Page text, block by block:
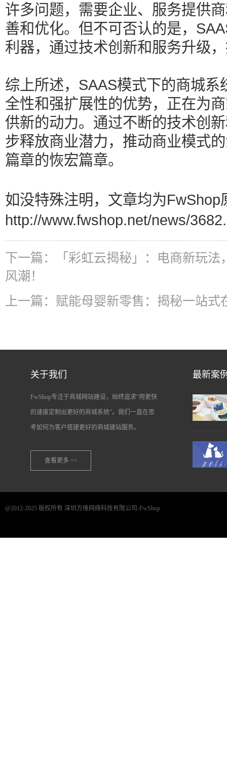
许多问题，需要企业、服务提供
善和优化。但不可否认的是，
利器，通过技术创新和服务升级
综上所述，SAAS模式下的商城
全性和强扩展性的优势，正在为
供新的动力。通过不断的技术创
步释放商业潜力，推动商业模式
篇章的恢宏篇章。
如没特殊注明，文章均为FwShop
http://www.fwshop.net/news/
下一篇：
「彩虹云揭秘」：电商新玩
风潮！
上一篇： 赋能母婴新零售：揭秘一站式
关于我们
FwShop专注于商城网站建设，始终追求“用更快
的速度定制出更好的商城系统”。我们一直在思
考如何为客户搭建更好的商城建站服务。
查看更多 >>
最新案
@2012-2025 版权所有 深圳方维网络科技有限公司-FwShop